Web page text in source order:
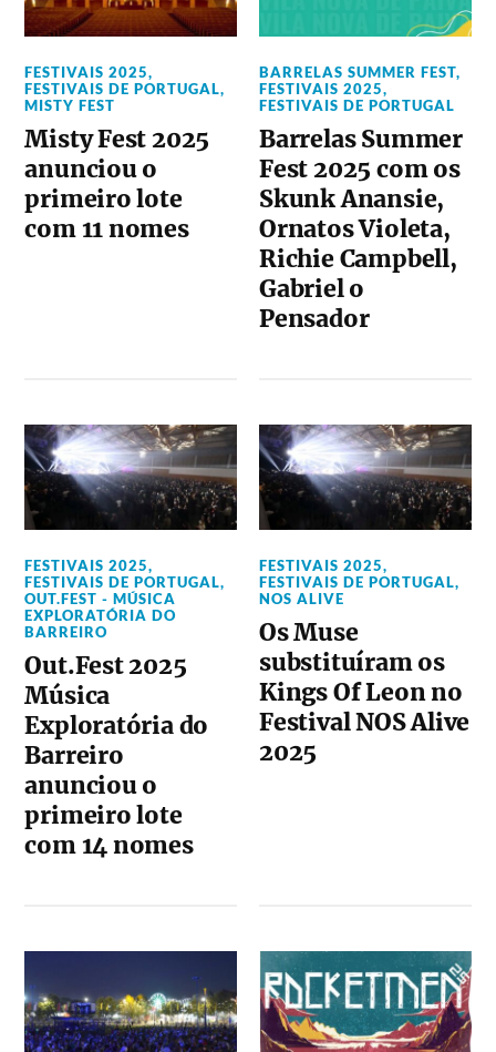
FESTIVAIS 2025,
FESTIVAIS DE PORTUGAL,
MISTY FEST
Misty Fest 2025
anunciou o
primeiro lote
com 11 nomes
BARRELAS SUMMER FEST,
FESTIVAIS 2025,
FESTIVAIS DE PORTUGAL
Barrelas Summer
Fest 2025 com os
Skunk Anansie,
Ornatos Violeta,
Richie Campbell,
Gabriel o
Pensador
FESTIVAIS 2025,
FESTIVAIS DE PORTUGAL,
OUT.FEST - MÚSICA
EXPLORATÓRIA DO
BARREIRO
Out.Fest 2025
Música
Exploratória do
Barreiro
anunciou o
primeiro lote
com 14 nomes
FESTIVAIS 2025,
FESTIVAIS DE PORTUGAL,
NOS ALIVE
Os Muse
substituíram os
Kings Of Leon no
Festival NOS Alive
2025